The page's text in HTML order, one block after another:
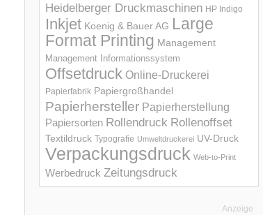
Heidelberger Druckmaschinen HP Indigo
Inkjet Koenig & Bauer AG Large
Format Printing Management
Management Informations­system
Offsetdruck Online-Druckerei
Papierfabrik Papiergroßhandel
Papierhersteller Papierherstellung
Papiersorten Rollendruck Rollenoffset
Textildruck Typografie Umweltdruckerei UV-Druck
Verpackungsdruck Web-to-Print
Werbedruck Zeitungsdruck
Anzeige